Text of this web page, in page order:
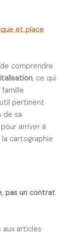
et place
comprendre
, ce qui
pertinent
de sa
arriver à
la cartographie
pas un contrat
aux articles